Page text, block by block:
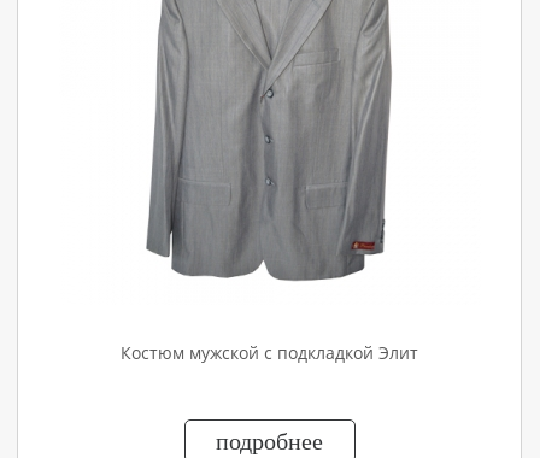
Костюм мужской с подкладкой Элит
подробнее